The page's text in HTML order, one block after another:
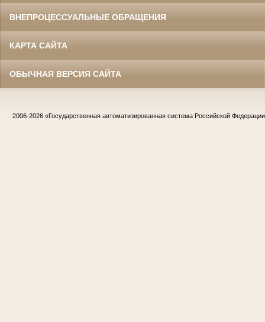
ВНЕПРОЦЕССУАЛЬНЫЕ ОБРАЩЕНИЯ
КАРТА САЙТА
ОБЫЧНАЯ ВЕРСИЯ САЙТА
2006-2026 «Государственная автоматизированная система Российской